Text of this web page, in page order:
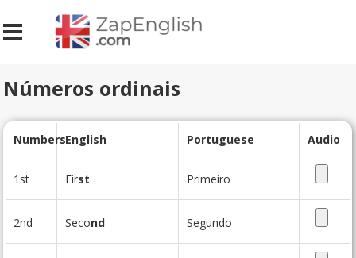
Números ordinais
NumbersEnglish Portuguese Audio
1st First Primeiro
2nd Second Segundo